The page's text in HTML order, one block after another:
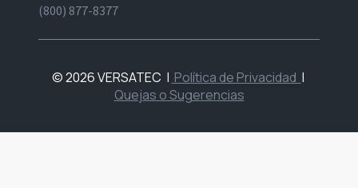
(800) 877-8377
© 2026 VERSATEC | Política de Privacidad |
Quejas o Sugerencias